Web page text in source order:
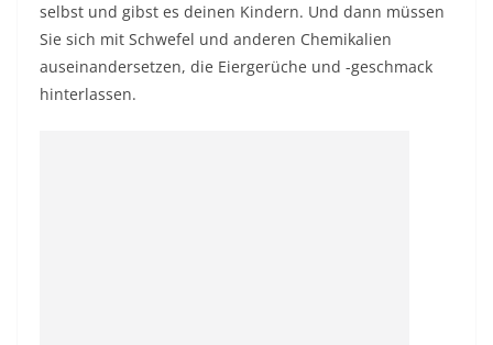
selbst und gibst es deinen Kindern. Und dann müssen
Sie sich mit Schwefel und anderen Chemikalien
auseinandersetzen, die Eiergerüche und -geschmack
hinterlassen.